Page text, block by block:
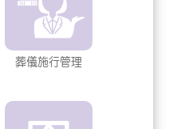
葬儀施行管理